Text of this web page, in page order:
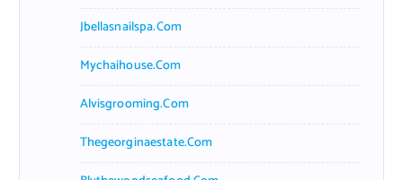
Jbellasnailspa.com
Mychaihouse.com
Alvisgrooming.com
Thegeorginaestate.com